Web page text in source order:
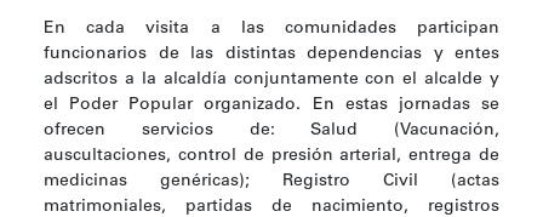
En cada visita a las comunidades participan
funcionarios de las distintas dependencias y entes
adscritos a la alcaldía conjuntamente con el alcalde y
el Poder Popular organizado. En estas jornadas se
ofrecen servicios de: Salud (Vacunación,
auscultaciones, control de presión arterial, entrega de
medicinas genéricas); Registro Civil (actas
matrimoniales, partidas de nacimiento, registros